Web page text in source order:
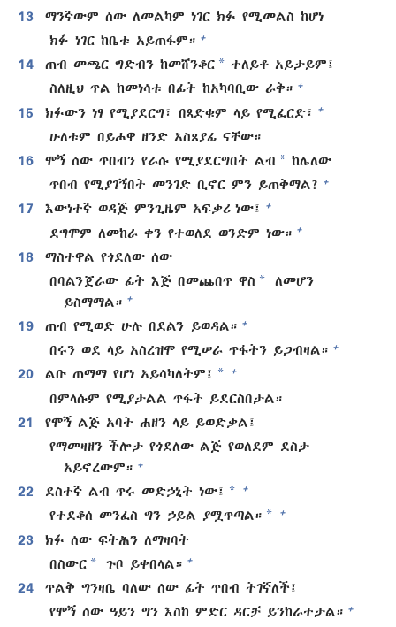
13
ማንኛውም ሰው ለመልካም ነገር ክፉ የሚመልስ ከሆነ
ክፉ ነገር ከቤቱ አይጠፋም። +
14 ጠብ መጫር ግድብን ከመሸንቆር * ተለይቶ አይታይም፤
ስለዚህ ጥል ከመነሳቱ በፊት ከአካባቢው ራቅ። +
15 ክፉውን ነፃ የሚያደርግ፣ በጻድቁም ላይ የሚፈርድ፣ +
ሁለቱም በይሖዋ ዘንድ አስጸያፊ ናቸው።
16
ሞኝ ሰው ጥበብን የራሱ የሚያደርግበት ልብ * ከሌለው
ጥበብ የሚያገኝበት መንገድ ቢኖር ምን ይጠቅማል?
+
17 እውነተኛ ወዳጅ ምንጊዜም አፍቃሪ ነው፤ +
ደግሞም ለመከራ ቀን የተወለደ ወንድም ነው። +
18
ማስተዋል የጎደለው ሰው
በባልንጀራው ፊት እጅ በመጨበጥ ዋስ *
ለመሆን
ይስማማል። +
19 ጠብ የሚወድ ሁሉ በደልን ይወዳል። +
በሩን ወደ ላይ አስረዝሞ የሚሠራ ጥፋትን ይጋብዛል። +
20 ልቡ ጠማማ የሆነ አይሳካለትም፤ * +
በምላሱም የሚያታልል ጥፋት ይደርስበታል።
21
የሞኝ ልጅ አባት ሐዘን ላይ ይወድቃል፤
የማመዛዘን ችሎታ የጎደለው ልጅ የወለደም ደስታ
አይኖረውም። +
22 ደስተኛ ልብ ጥሩ መድኃኒት ነው፤ * +
የተደቆሰ መንፈስ ግን ኃይል ያሟጥጣል። * +
23
ክፉ ሰው ፍትሕን ለማዛባት
በስውር * ጉቦ ይቀበላል። +
24
ጥልቅ ግንዛቤ ባለው ሰው ፊት ጥበብ ትገኛለች፤
የሞኝ ሰው ዓይን ግን እስከ ምድር ዳርቻ ይንከራተታል። +